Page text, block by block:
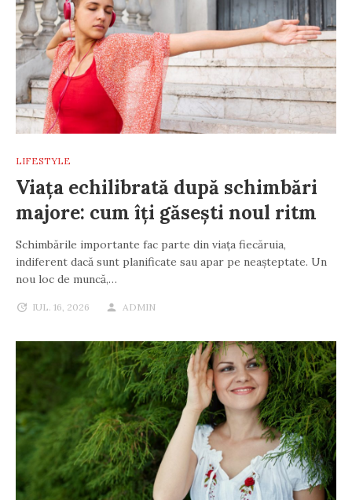
LIFESTYLE
Viața echilibrată după schimbări
majore: cum îți găsești noul ritm
Schimbările importante fac parte din viața fiecăruia,
indiferent dacă sunt planificate sau apar pe neașteptate. Un
nou loc de muncă,…
IUL. 16, 2026 ADMIN